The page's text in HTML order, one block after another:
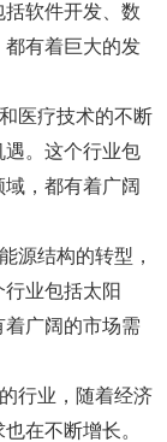
软件开发、数
有着巨大的发
医疗技术的不断
。这个行业包
，都有着广阔
源结构的转型，
业包括太阳
广阔的市场需
行业，随着经济
在不断增长。